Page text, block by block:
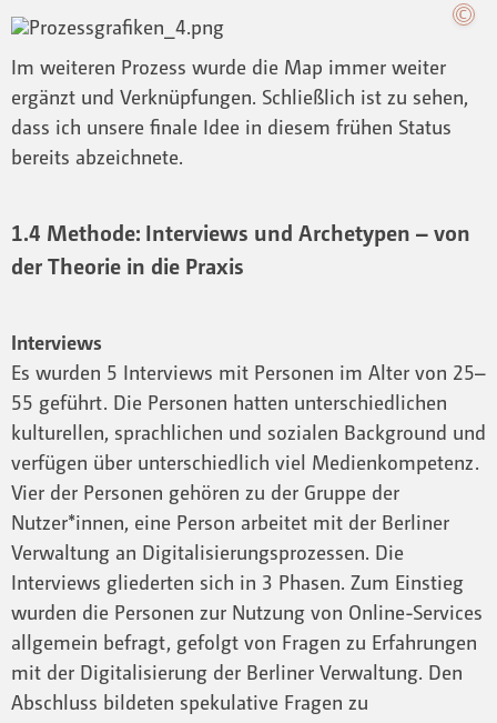
Im weiteren Prozess wurde die Map immer weiter
ergänzt und Verknüpfungen. Schließlich ist zu sehen,
dass ich unsere finale Idee in diesem frühen Status
bereits abzeichnete.
1.4 Methode: Interviews und Archetypen – von
der Theorie in die Praxis
Interviews
Es wurden 5 Interviews mit Personen im Alter von 25–
55 geführt. Die Personen hatten unterschiedlichen
kulturellen, sprachlichen und sozialen Background und
verfügen über unterschiedlich viel Medienkompetenz.
Vier der Personen gehören zu der Gruppe der
Nutzer*innen, eine Person arbeitet mit der Berliner
Verwaltung an Digitalisierungsprozessen. Die
Interviews gliederten sich in 3 Phasen. Zum Einstieg
wurden die Personen zur Nutzung von Online-Services
allgemein befragt, gefolgt von Fragen zu Erfahrungen
mit der Digitalisierung der Berliner Verwaltung. Den
Abschluss bildeten spekulative Fragen zu